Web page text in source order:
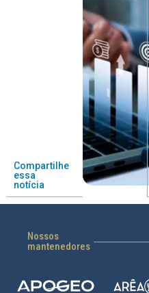
Compartilhe
essa
notícia
Nossos
mantenedores